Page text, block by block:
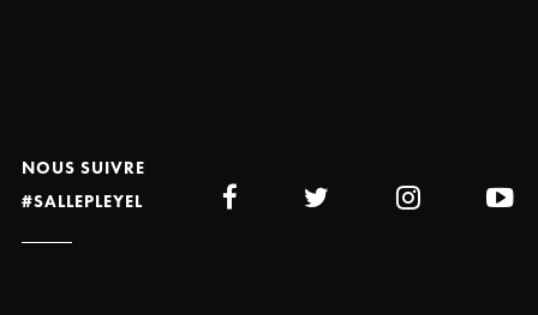
NOUS SUIVRE
#SALLEPLEYEL